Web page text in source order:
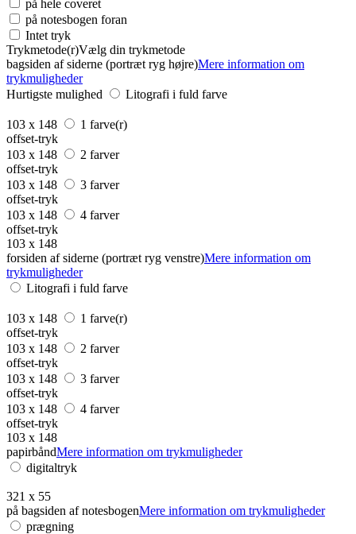
på hele coveret
på notesbogen foran
Intet tryk
Trykmetode(r)Vælg din trykmetode
bagsiden af siderne (portræt ryg højre)Mere information om
trykmuligheder
Hurtigste mulighed
Litografi i fuld farve
103 x 148
1 farve(r)
offset-tryk
103 x 148
2 farver
offset-tryk
103 x 148
3 farver
offset-tryk
103 x 148
4 farver
offset-tryk
103 x 148
forsiden af siderne (portræt ryg venstre)Mere information om
trykmuligheder
Litografi i fuld farve
103 x 148
1 farve(r)
offset-tryk
103 x 148
2 farver
offset-tryk
103 x 148
3 farver
offset-tryk
103 x 148
4 farver
offset-tryk
103 x 148
papirbåndMere information om trykmuligheder
digitaltryk
321 x 55
på bagsiden af ​​notesbogenMere information om trykmuligheder
prægning